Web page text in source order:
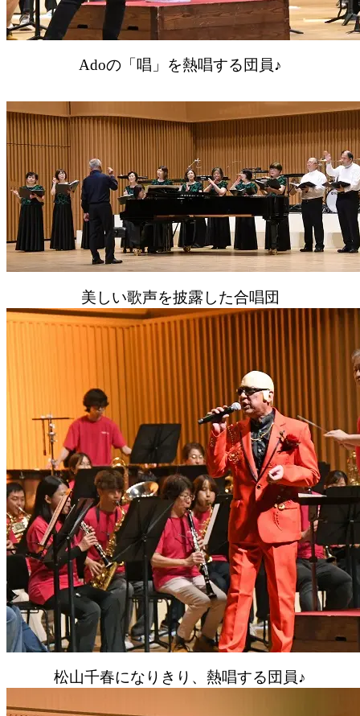
Adoの「唱」を熱唱する団員♪
美しい歌声を披露した合唱団
松山千春になりきり、熱唱する団員♪